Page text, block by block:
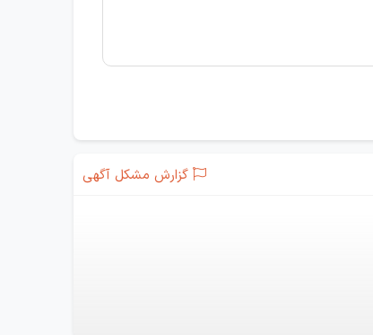
گزارش مشکل آگهی